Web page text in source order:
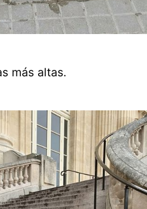
más altas.